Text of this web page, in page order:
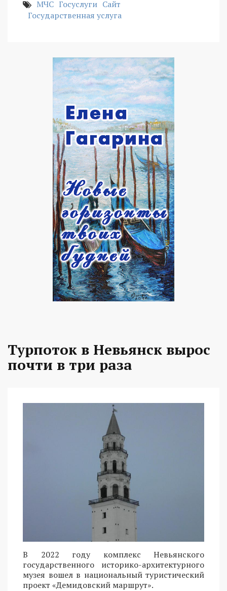
МЧС Госуслуги Сайт
Государственная услуга
Турпоток в Невьянск вырос
почти в три раза
В 2022 году комплекс Невьянского
государственного историко-архитектурного
музея вошел в национальный туристический
проект «Демидовский маршрут».